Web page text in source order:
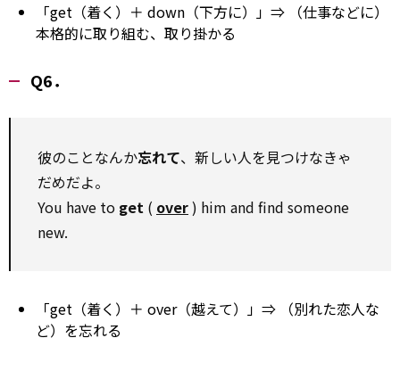
「get（着く）＋ down（下方に）」⇒ （仕事などに）
本格的に取り組む、取り掛かる
Q6．
彼のことなんか忘れて、新しい人を見つけなきゃ
だめだよ。
You have to get ( over) him and find someone
new.
「get（着く）＋ over（越えて）」⇒ （別れた恋人な
ど）を忘れる